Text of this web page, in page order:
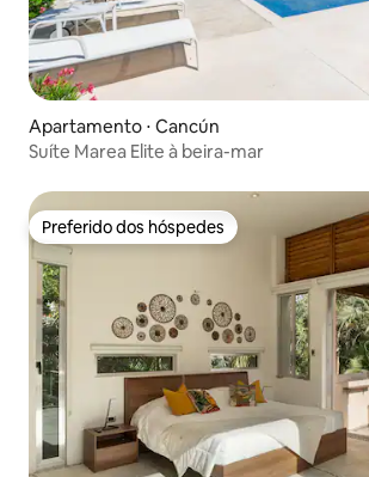
Apartamento ⋅ Cancún
Suíte Marea Elite à beira-mar
Preferido dos hóspedes
Preferido dos hóspedes